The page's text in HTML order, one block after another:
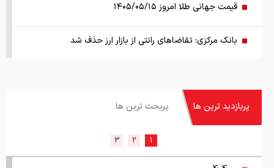
قیمت جهانی طلا امروز ۱۴۰۵/۰۵/۱۵
بانک مرکزی: تقاضا‌های رانتی از بازار ارز حذف شد
هشدار تخلیه برای ساکنان شهرک المنصوری/ ارتش اسرائیل: با
تمام قدرت علیه حزب الله اقدام خواهیم کرد
سد‌های ایران چه وضعیتی دارند؟
پربازدید ترین ها پربحث ترین ها
1
2
3